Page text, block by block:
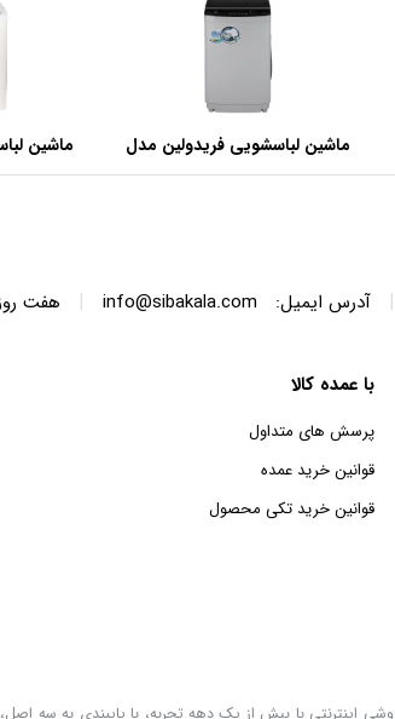
ماشین لباسشویی فریدولین مدل
SWF120A ظرفیت 12 کیلوگرم
ماشین
SWT68 ظرفیت 6.8 کیلوگرم
| آدرس ایمیل: info@sibakala.com
| هفت روز هفته ، 24 ساعت
با عمده کالا
پرسش های متداول
قوانین خرید عمده
قوانین خرید تکی محصول